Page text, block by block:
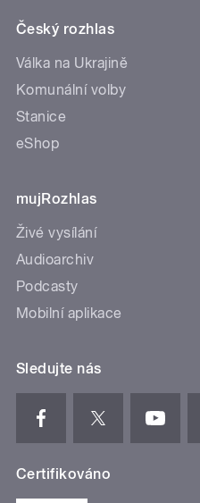
Český rozhlas
Válka na Ukrajině
Komunální volby
Stanice
eShop
mujRozhlas
Živé vysílání
Audioarchiv
Podcasty
Mobilní aplikace
Sledujte nás
Certifikováno